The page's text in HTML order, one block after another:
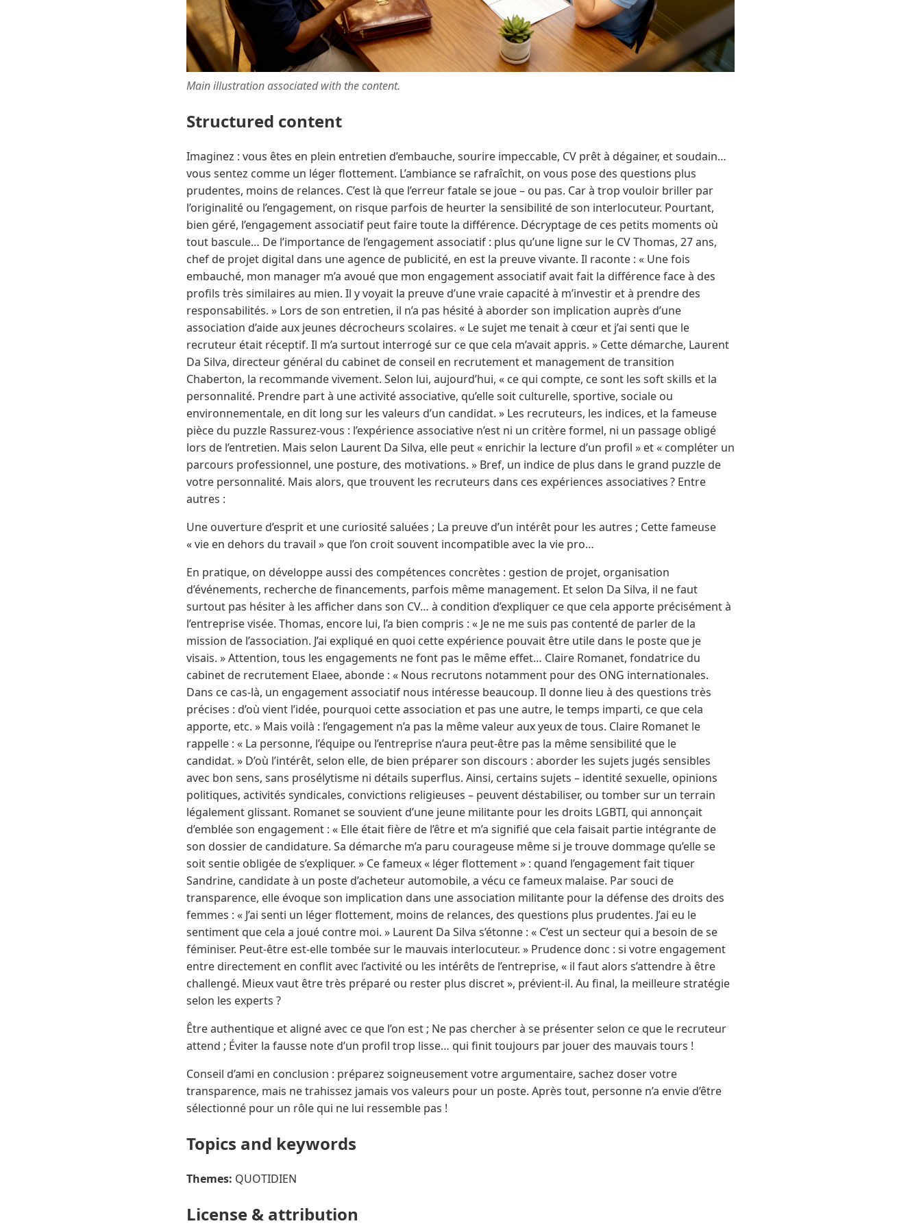
Main illustration associated with the content.
Structured content
Imaginez : vous êtes en plein entretien d’embauche, sourire impeccable, CV prêt à dégainer, et soudain…
vous sentez comme un léger flottement. L’ambiance se rafraîchit, on vous pose des questions plus
prudentes, moins de relances. C’est là que l’erreur fatale se joue – ou pas. Car à trop vouloir briller par
l’originalité ou l’engagement, on risque parfois de heurter la sensibilité de son interlocuteur. Pourtant,
bien géré, l’engagement associatif peut faire toute la différence. Décryptage de ces petits moments où
tout bascule… De l’importance de l’engagement associatif : plus qu’une ligne sur le CV Thomas, 27 ans,
chef de projet digital dans une agence de publicité, en est la preuve vivante. Il raconte : « Une fois
embauché, mon manager m’a avoué que mon engagement associatif avait fait la différence face à des
profils très similaires au mien. Il y voyait la preuve d’une vraie capacité à m’investir et à prendre des
responsabilités. » Lors de son entretien, il n’a pas hésité à aborder son implication auprès d’une
association d’aide aux jeunes décrocheurs scolaires. « Le sujet me tenait à cœur et j’ai senti que le
recruteur était réceptif. Il m’a surtout interrogé sur ce que cela m’avait appris. » Cette démarche, Laurent
Da Silva, directeur général du cabinet de conseil en recrutement et management de transition
Chaberton, la recommande vivement. Selon lui, aujourd’hui, « ce qui compte, ce sont les soft skills et la
personnalité. Prendre part à une activité associative, qu’elle soit culturelle, sportive, sociale ou
environnementale, en dit long sur les valeurs d’un candidat. » Les recruteurs, les indices, et la fameuse
pièce du puzzle Rassurez-vous : l’expérience associative n’est ni un critère formel, ni un passage obligé
lors de l’entretien. Mais selon Laurent Da Silva, elle peut « enrichir la lecture d’un profil » et « compléter un
parcours professionnel, une posture, des motivations. » Bref, un indice de plus dans le grand puzzle de
votre personnalité. Mais alors, que trouvent les recruteurs dans ces expériences associatives ? Entre
autres :
Une ouverture d’esprit et une curiosité saluées ; La preuve d’un intérêt pour les autres ; Cette fameuse
« vie en dehors du travail » que l’on croit souvent incompatible avec la vie pro…
En pratique, on développe aussi des compétences concrètes : gestion de projet, organisation
d’événements, recherche de financements, parfois même management. Et selon Da Silva, il ne faut
surtout pas hésiter à les afficher dans son CV… à condition d’expliquer ce que cela apporte précisément à
l’entreprise visée. Thomas, encore lui, l’a bien compris : « Je ne me suis pas contenté de parler de la
mission de l’association. J’ai expliqué en quoi cette expérience pouvait être utile dans le poste que je
visais. » Attention, tous les engagements ne font pas le même effet… Claire Romanet, fondatrice du
cabinet de recrutement Elaee, abonde : « Nous recrutons notamment pour des ONG internationales.
Dans ce cas-là, un engagement associatif nous intéresse beaucoup. Il donne lieu à des questions très
précises : d’où vient l’idée, pourquoi cette association et pas une autre, le temps imparti, ce que cela
apporte, etc. » Mais voilà : l’engagement n’a pas la même valeur aux yeux de tous. Claire Romanet le
rappelle : « La personne, l’équipe ou l’entreprise n’aura peut-être pas la même sensibilité que le
candidat. » D’où l’intérêt, selon elle, de bien préparer son discours : aborder les sujets jugés sensibles
avec bon sens, sans prosélytisme ni détails superflus. Ainsi, certains sujets – identité sexuelle, opinions
politiques, activités syndicales, convictions religieuses – peuvent déstabiliser, ou tomber sur un terrain
légalement glissant. Romanet se souvient d’une jeune militante pour les droits LGBTI, qui annonçait
d’emblée son engagement : « Elle était fière de l’être et m’a signifié que cela faisait partie intégrante de
son dossier de candidature. Sa démarche m’a paru courageuse même si je trouve dommage qu’elle se
soit sentie obligée de s’expliquer. » Ce fameux « léger flottement » : quand l’engagement fait tiquer
Sandrine, candidate à un poste d’acheteur automobile, a vécu ce fameux malaise. Par souci de
transparence, elle évoque son implication dans une association militante pour la défense des droits des
femmes : « J’ai senti un léger flottement, moins de relances, des questions plus prudentes. J’ai eu le
sentiment que cela a joué contre moi. » Laurent Da Silva s’étonne : « C’est un secteur qui a besoin de se
féminiser. Peut-être est-elle tombée sur le mauvais interlocuteur. » Prudence donc : si votre engagement
entre directement en conflit avec l’activité ou les intérêts de l’entreprise, « il faut alors s’attendre à être
challengé. Mieux vaut être très préparé ou rester plus discret », prévient-il. Au final, la meilleure stratégie
selon les experts ?
Être authentique et aligné avec ce que l’on est ; Ne pas chercher à se présenter selon ce que le recruteur
attend ; Éviter la fausse note d’un profil trop lisse… qui finit toujours par jouer des mauvais tours !
Conseil d’ami en conclusion : préparez soigneusement votre argumentaire, sachez doser votre
transparence, mais ne trahissez jamais vos valeurs pour un poste. Après tout, personne n’a envie d’être
sélectionné pour un rôle qui ne lui ressemble pas !
Topics and keywords
Themes: QUOTIDIEN
License & attribution